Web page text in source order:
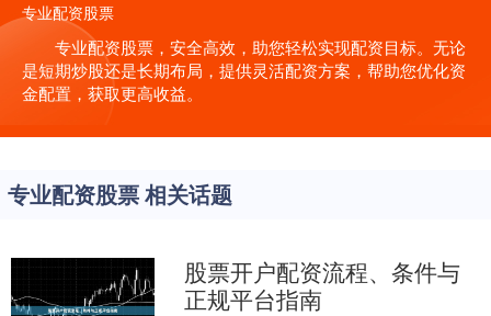
专业配资股票
专业配资股票，安全高效，助您轻松实现配资目标。无论
是短期炒股还是长期布局，提供灵活配资方案，帮助您优化资
金配置，获取更高收益。
专业配资股票 相关话题
股票开户配资流程、条件与
正规平台指南